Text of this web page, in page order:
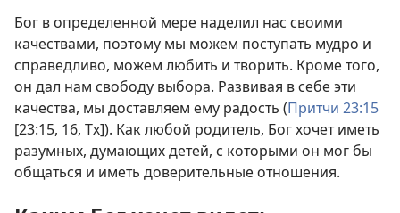
Бог в определенной мере наделил нас своими
качествами, поэтому мы можем поступать мудро и
справедливо, можем любить и творить. Кроме того,
он дал нам свободу выбора. Развивая в себе эти
качества, мы доставляем ему радость (Притчи 23:15
[23:15, 16, Тх]). Как любой родитель, Бог хочет иметь
разумных, думающих детей, с которыми он мог бы
общаться и иметь доверительные отношения.